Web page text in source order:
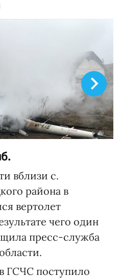
вблизи с.
района в
вертолет
чего один
пресс-служба
в ГСЧС поступило